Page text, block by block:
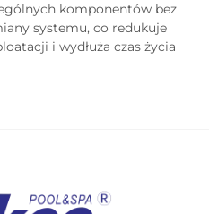
komponentów bez
systemu, co redukuje
i wydłuża czas życia